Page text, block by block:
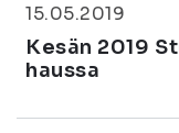
15.05.2019
Kesän 2019
haussa